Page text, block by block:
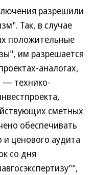
разрешили
Так, в случае
положительные
им разрешается
аналогах,
— технико-
сметных
обеспечивать
и ценового аудита
со дня